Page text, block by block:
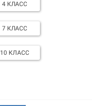
4 КЛАСС
7 КЛАСС
10 КЛАСС